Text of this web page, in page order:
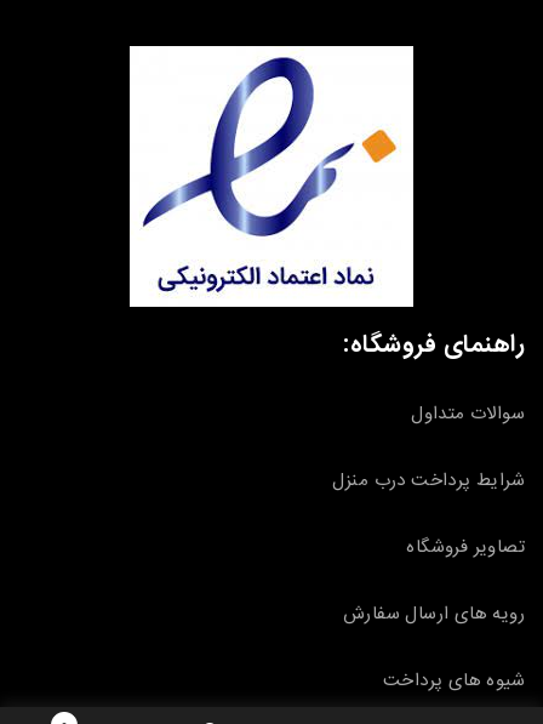
راهنمای فروشگاه:
سوالات متداول
شرایط پرداخت درب منزل
تصاویر فروشگاه
رویه های ارسال سفارش
شیوه های پرداخت